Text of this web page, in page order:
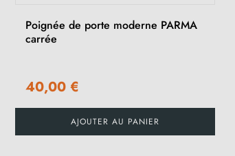
Poignée de porte moderne PARMA
carrée
40,00 €
AJOUTER AU PANIER